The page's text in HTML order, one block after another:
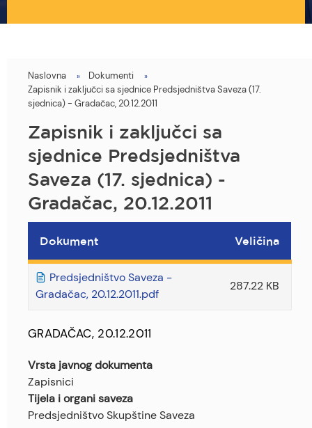
You
are
here
Naslovna
Dokumenti
Zapisnik i zaključci sa sjednice Predsjedništva Saveza (17.
sjednica) - Gradačac, 20.12.2011
Zapisnik i zaključci sa
sjednice Predsjedništva
Saveza (17. sjednica) -
Gradačac, 20.12.2011
Dokument Veličina
Predsjedništvo Saveza -
Gradačac, 20.12.2011.pdf
287.22 KB
GRADAČAC, 20.12.2011
Vrsta javnog dokumenta
Zapisnici
Tijela i organi saveza
Predsjedništvo Skupštine Saveza